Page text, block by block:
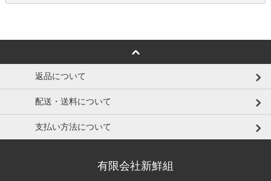
返品について
配送・送料について
支払い方法について
有限会社新鮮組